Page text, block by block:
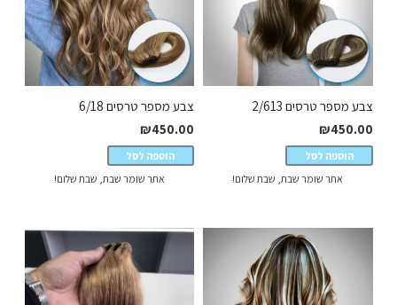
צבע מספר טרסים 2/613
₪450.00
הוספה לסל
אתר שומר שבת, שבת שלום!
צבע מספר טרסים 6/18
₪450.00
הוספה לסל
אתר שומר שבת, שבת שלום!